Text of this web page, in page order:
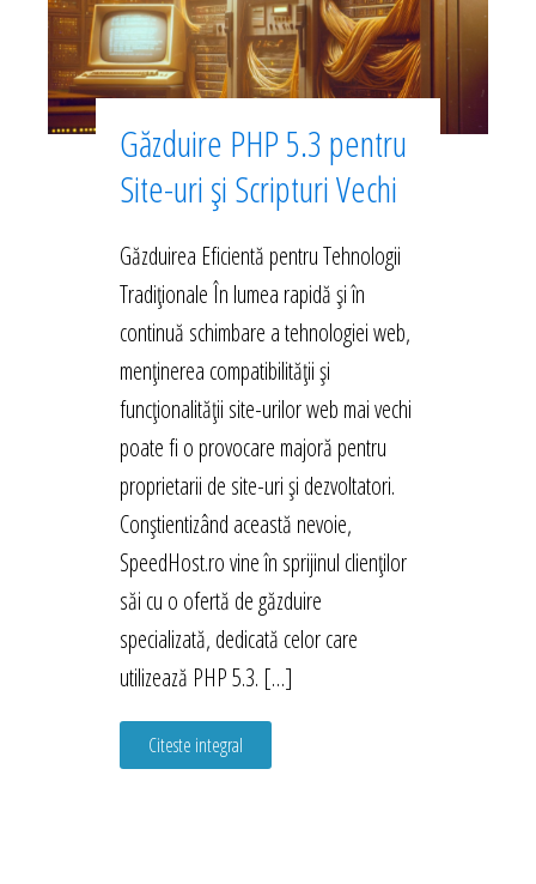
Găzduire PHP 5.3 pentru
Site-uri și Scripturi Vechi
Găzduirea Eficientă pentru Tehnologii
Tradiționale În lumea rapidă și în
continuă schimbare a tehnologiei web,
menținerea compatibilității și
funcționalității site-urilor web mai vechi
poate fi o provocare majoră pentru
proprietarii de site-uri și dezvoltatori.
Conștientizând această nevoie,
SpeedHost.ro vine în sprijinul clienților
săi cu o ofertă de găzduire
specializată, dedicată celor care
utilizează PHP 5.3. […]
Citeste integral